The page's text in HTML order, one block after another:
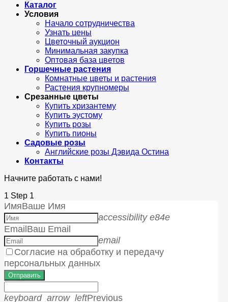
Каталог
Условия
Начало сотрудничества
Узнать цены
Цветочный аукцион
Минимальная закупка
Оптовая база цветов
Горшечные растения
Комнатные цветы и растения
Растения крупномеры
Срезанные цветы
Купить хризантему
Купить эустому
Купить розы
Купить пионы
Садовые розы
Английские розы Дэвида Остина
Контакты
Начните работать с нами!
1 Step 1
ИмяВаше Имя
accessibility e84e
EmailВаш Email
email
Согласие на обработку и передачу
персональных данных
Отправить
keyboard_arrow_leftPrevious